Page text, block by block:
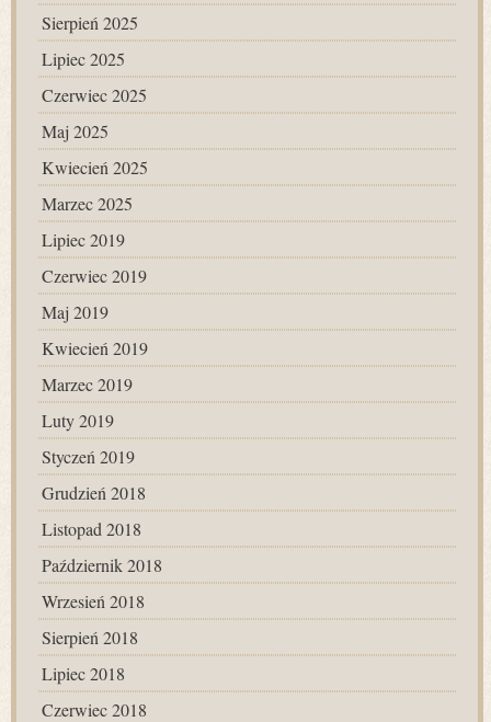
Sierpień 2025
Lipiec 2025
Czerwiec 2025
Maj 2025
Kwiecień 2025
Marzec 2025
Lipiec 2019
Czerwiec 2019
Maj 2019
Kwiecień 2019
Marzec 2019
Luty 2019
Styczeń 2019
Grudzień 2018
Listopad 2018
Październik 2018
Wrzesień 2018
Sierpień 2018
Lipiec 2018
Czerwiec 2018